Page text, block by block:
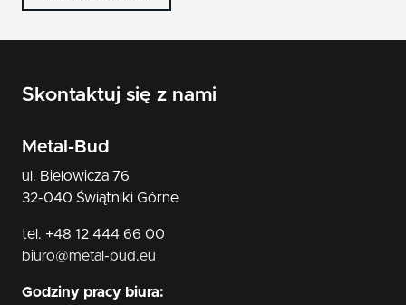
Skontaktuj się z nami
Metal-Bud
ul. Bielowicza 76
32-040 Świątniki Górne
tel. +48 12 444 66 00
biuro@metal-bud.eu
Godziny pracy biura: